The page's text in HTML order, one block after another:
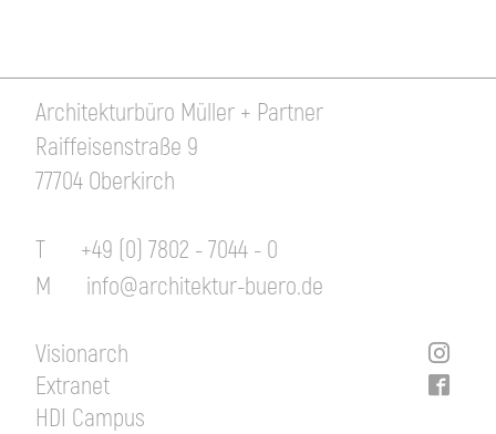
Architekturbüro Müller + Partner
Raiffeisenstraße 9
77704 Oberkirch
T
+49 (0) 7802 - 7044 - 0
M
info@architektur-buero.de
Visionarch
Extranet
HDI Campus